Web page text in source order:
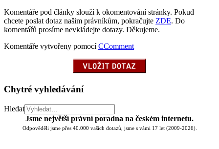
Komentáře pod články slouží k okomentování stránky. Pokud
chcete poslat dotaz našim právníkům, pokračujte ZDE. Do
komentářů prosíme nevkládejte dotazy. Děkujeme.
Komentáře vytvořeny pomocíCComment
Chytré vyhledávání
Hledat
Jsme největší právní poradna na českém internetu.
Odpověděli jsme přes 40.000 vašich dotazů, jsme s vámi 17 let (2009-2026).